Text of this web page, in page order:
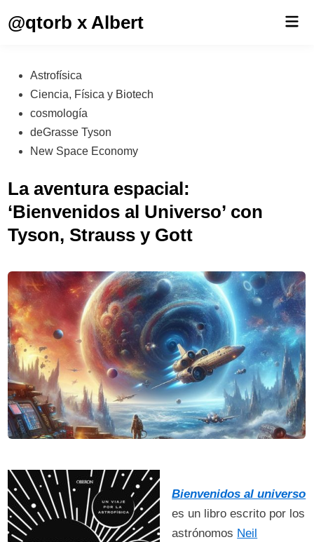
@qtorb x Albert
Publicado
en
Astrofísica
Ciencia, Física y Biotech
cosmología
deGrasse Tyson
New Space Economy
La aventura espacial:
‘Bienvenidos al Universo’ con
Tyson, Strauss y Gott
Bienvenidos al universo
es un libro escrito por los
astrónomos Neil